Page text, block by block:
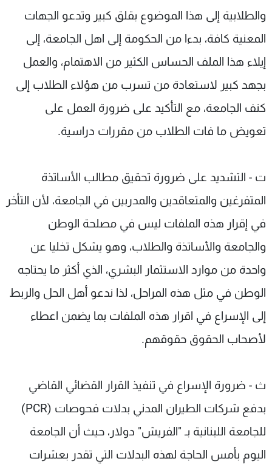
والطلابية إلى هذا الموضوع بقلق كبير وتدعو الجهات
المعنية كافة، بدءا من الحكومة إلى اهل الجامعة، إلى
إيلاء هذا الملف الحساس الكثير من الاهتمام، والعمل
بجهد كبير لاستعادة من تسرب من هؤلاء الطلاب إلى
كنف الجامعة، مع التأكيد على ضرورة العمل على
تعويض ما فات الطلاب من مقررات دراسية.
ت - التشديد على ضرورة تحقيق مطالب الأساتذة
المتفرغين والمتعاقدين والمدربين في الجامعة، لأن التأخر
في إقرار هذه الملفات ليس في مصلحة الوطن
والجامعة والأساتذة والطلاب، وهو يشكل تخليا عن
واحدة من موارد الاستثمار البشري، الذي أكثر ما يحتاجه
الوطن في مثل هذه المراحل، لذا ندعو أهل الحل والربط
إلى الإسراع في اقرار هذه الملفات بما يضمن اعطاء
لأصحاب الحقوق حقوقهم.
ث - ضرورة الإسراع في تنفيذ القرار القضائي القاضي
بدفع شركات الطيران المدني بدلات فحوصات (PCR)
للجامعة اللبنانية بـ "الفريش" دولار، حيث أن الجامعة
اليوم بأمس الحاجة لهذه البدلات التي تقدر بعشرات